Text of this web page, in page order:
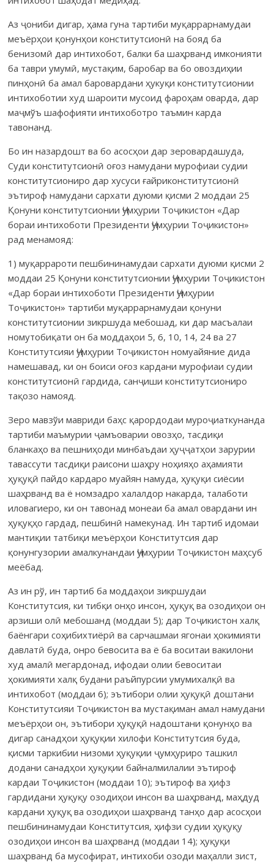
Аз ҷониби дигар, ҳама гуна тартиби муқаррарнамудаи
меъёрҳои қонунҳои конститутсионӣ на бояд ба
бенизомӣ дар интихобот, балки ба шаҳрванд имконияти
ба таври умумӣ, мустақим, баробар ва бо овоздиҳии
пинҳонӣ ба амал баровардани ҳукуқи конститутсионии
интихоботии худ шароити мусоид фароҳам оварда, дар
маҷмўъ шафофияти интихоботро таъмин карда
тавонанд.
Бо ин назардошт ва бо асосҳои дар зеровардашуда,
Суди консти­тутсионӣ оғоз намудани мурофиаи судии
конститутсиониро дар хусуси ғайриконститутсионӣ
эътироф намудани сархати дуюми қисми 2 моддаи 25
Қонуни конститутсионии Ҷумҳурии Тоҷикистон «Дар
бораи интихоботи Президенти Ҷумҳурии Тоҷикистон»
рад менамояд:
1) муқаррароти пешбининамудаи сархати дуюми қисми 2
моддаи 25 Қонуни конститутсионии Ҷумҳурии Тоҷикистон
«Дар бораи интихоботи Президенти Ҷумҳурии
Тоҷикистон» тартиби муқар­рарнамудаи қонуни
конститутсионии зикршуда мебошад, ки дар масъалаи
номутобиқати он ба моддаҳои 5, 6, 10, 14, 24 ва 27
Конститутсияи Ҷумҳурии Тоҷикистон номуайяние дида
намешавад, ки он боиси оғоз кардани мурофиаи судии
конститутсионӣ гардида, санҷиши конститутсиониро
тақозо намояд.
Зеро мавзўи мавриди баҳс қарордодаи муроҷиаткунанда
тартиби маъмурии ҷамъоварии овозҳо, тасдиқи
бланкаҳо ва пешниҳоди минбаъдаи ҳуҷҷатҳои зарурии
тавассути тасдиқи раисони шаҳру ноҳияҳо аҳамияти
ҳуқуқӣ пайдо кардаро муайян намуда, ҳуқуқи сиёсии
шаҳрванд ва ё номзадро халалдор накарда, талаботи
иловагиеро, ки он тавонад монеаи ба амал овардани ин
ҳуқуқҳо гардад, пешбинӣ намекунад. Ин тартиб идомаи
мантиқии татбиқи меъёрҳои Конститутсия дар
қонунгузории амалкунандаи Ҷумҳурии Тоҷикистон маҳсуб
меёбад.
Аз ин рў, ин тартиб ба моддаҳои зикршудаи
Конститутсия, ки тибқи онҳо инсон, ҳуқуқ ва озодиҳои он
арзиши олӣ мебошанд (моддаи 5); дар Тоҷикистон халқ
баёнгари соҳибихтиёрӣ ва сарчашмаи ягонаи ҳокимияти
давлатӣ буда, онро бевосита ва ё ба воситаи вакилони
худ амалӣ мегардонад, ифодаи олии бевоситаи
ҳокимияти халқ будани раъйпурсии умумихалқӣ ва
интихобот (моддаи 6); эътибори олии ҳуқуқӣ доштани
Конститутсияи Тоҷикистон ва мустақиман амал намудани
меъёрҳои он, эътибори ҳуқуқӣ надоштани қонунҳо ва
дигар санадҳои ҳуқуқии хилофи Конститутсия буда,
қисми таркибии низоми ҳуқуқии ҷумҳуриро ташкил
додани санадҳои ҳуқуқии байналмилалии эътироф
кардаи Тоҷикистон (моддаи 10); эътироф ва ҳифз
гардидани ҳуқуқу озодиҳои инсон ва шаҳрванд, маҳдуд
кардани ҳуқуқ ва озодиҳои шаҳрванд танҳо дар асосҳои
пешбининамудаи Конститутсия, ҳифзи судии ҳуқуқу
озодиҳои инсон ва шаҳрванд (моддаи 14); ҳуқуқи
шаҳрванд ба мусофират, интихоби озоди маҳалли зист,